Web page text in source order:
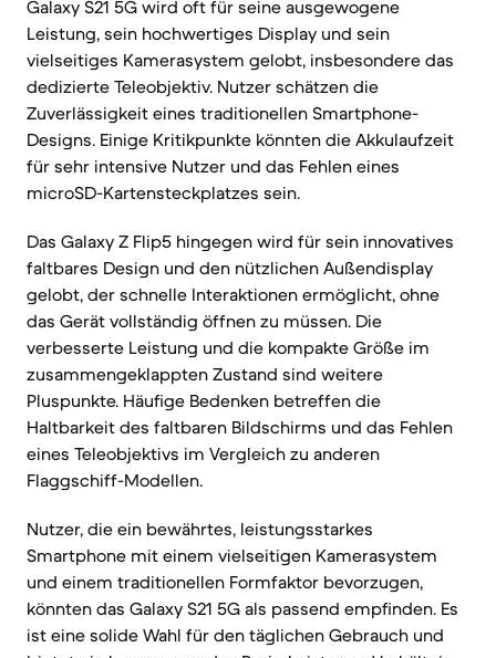
Galaxy S21 5G wird oft für seine ausgewogene
Leistung, sein hochwertiges Display und sein
vielseitiges Kamerasystem gelobt, insbesondere das
dedizierte Teleobjektiv. Nutzer schätzen die
Zuverlässigkeit eines traditionellen Smartphone-
Designs. Einige Kritikpunkte könnten die Akkulaufzeit
für sehr intensive Nutzer und das Fehlen eines
microSD-Kartensteckplatzes sein.
Das Galaxy Z Flip5 hingegen wird für sein innovatives
faltbares Design und den nützlichen Außendisplay
gelobt, der schnelle Interaktionen ermöglicht, ohne
das Gerät vollständig öffnen zu müssen. Die
verbesserte Leistung und die kompakte Größe im
zusammengeklappten Zustand sind weitere
Pluspunkte. Häufige Bedenken betreffen die
Haltbarkeit des faltbaren Bildschirms und das Fehlen
eines Teleobjektivs im Vergleich zu anderen
Flaggschiff-Modellen.
Nutzer, die ein bewährtes, leistungsstarkes
Smartphone mit einem vielseitigen Kamerasystem
und einem traditionellen Formfaktor bevorzugen,
könnten das Galaxy S21 5G als passend empfinden. Es
ist eine solide Wahl für den täglichen Gebrauch und